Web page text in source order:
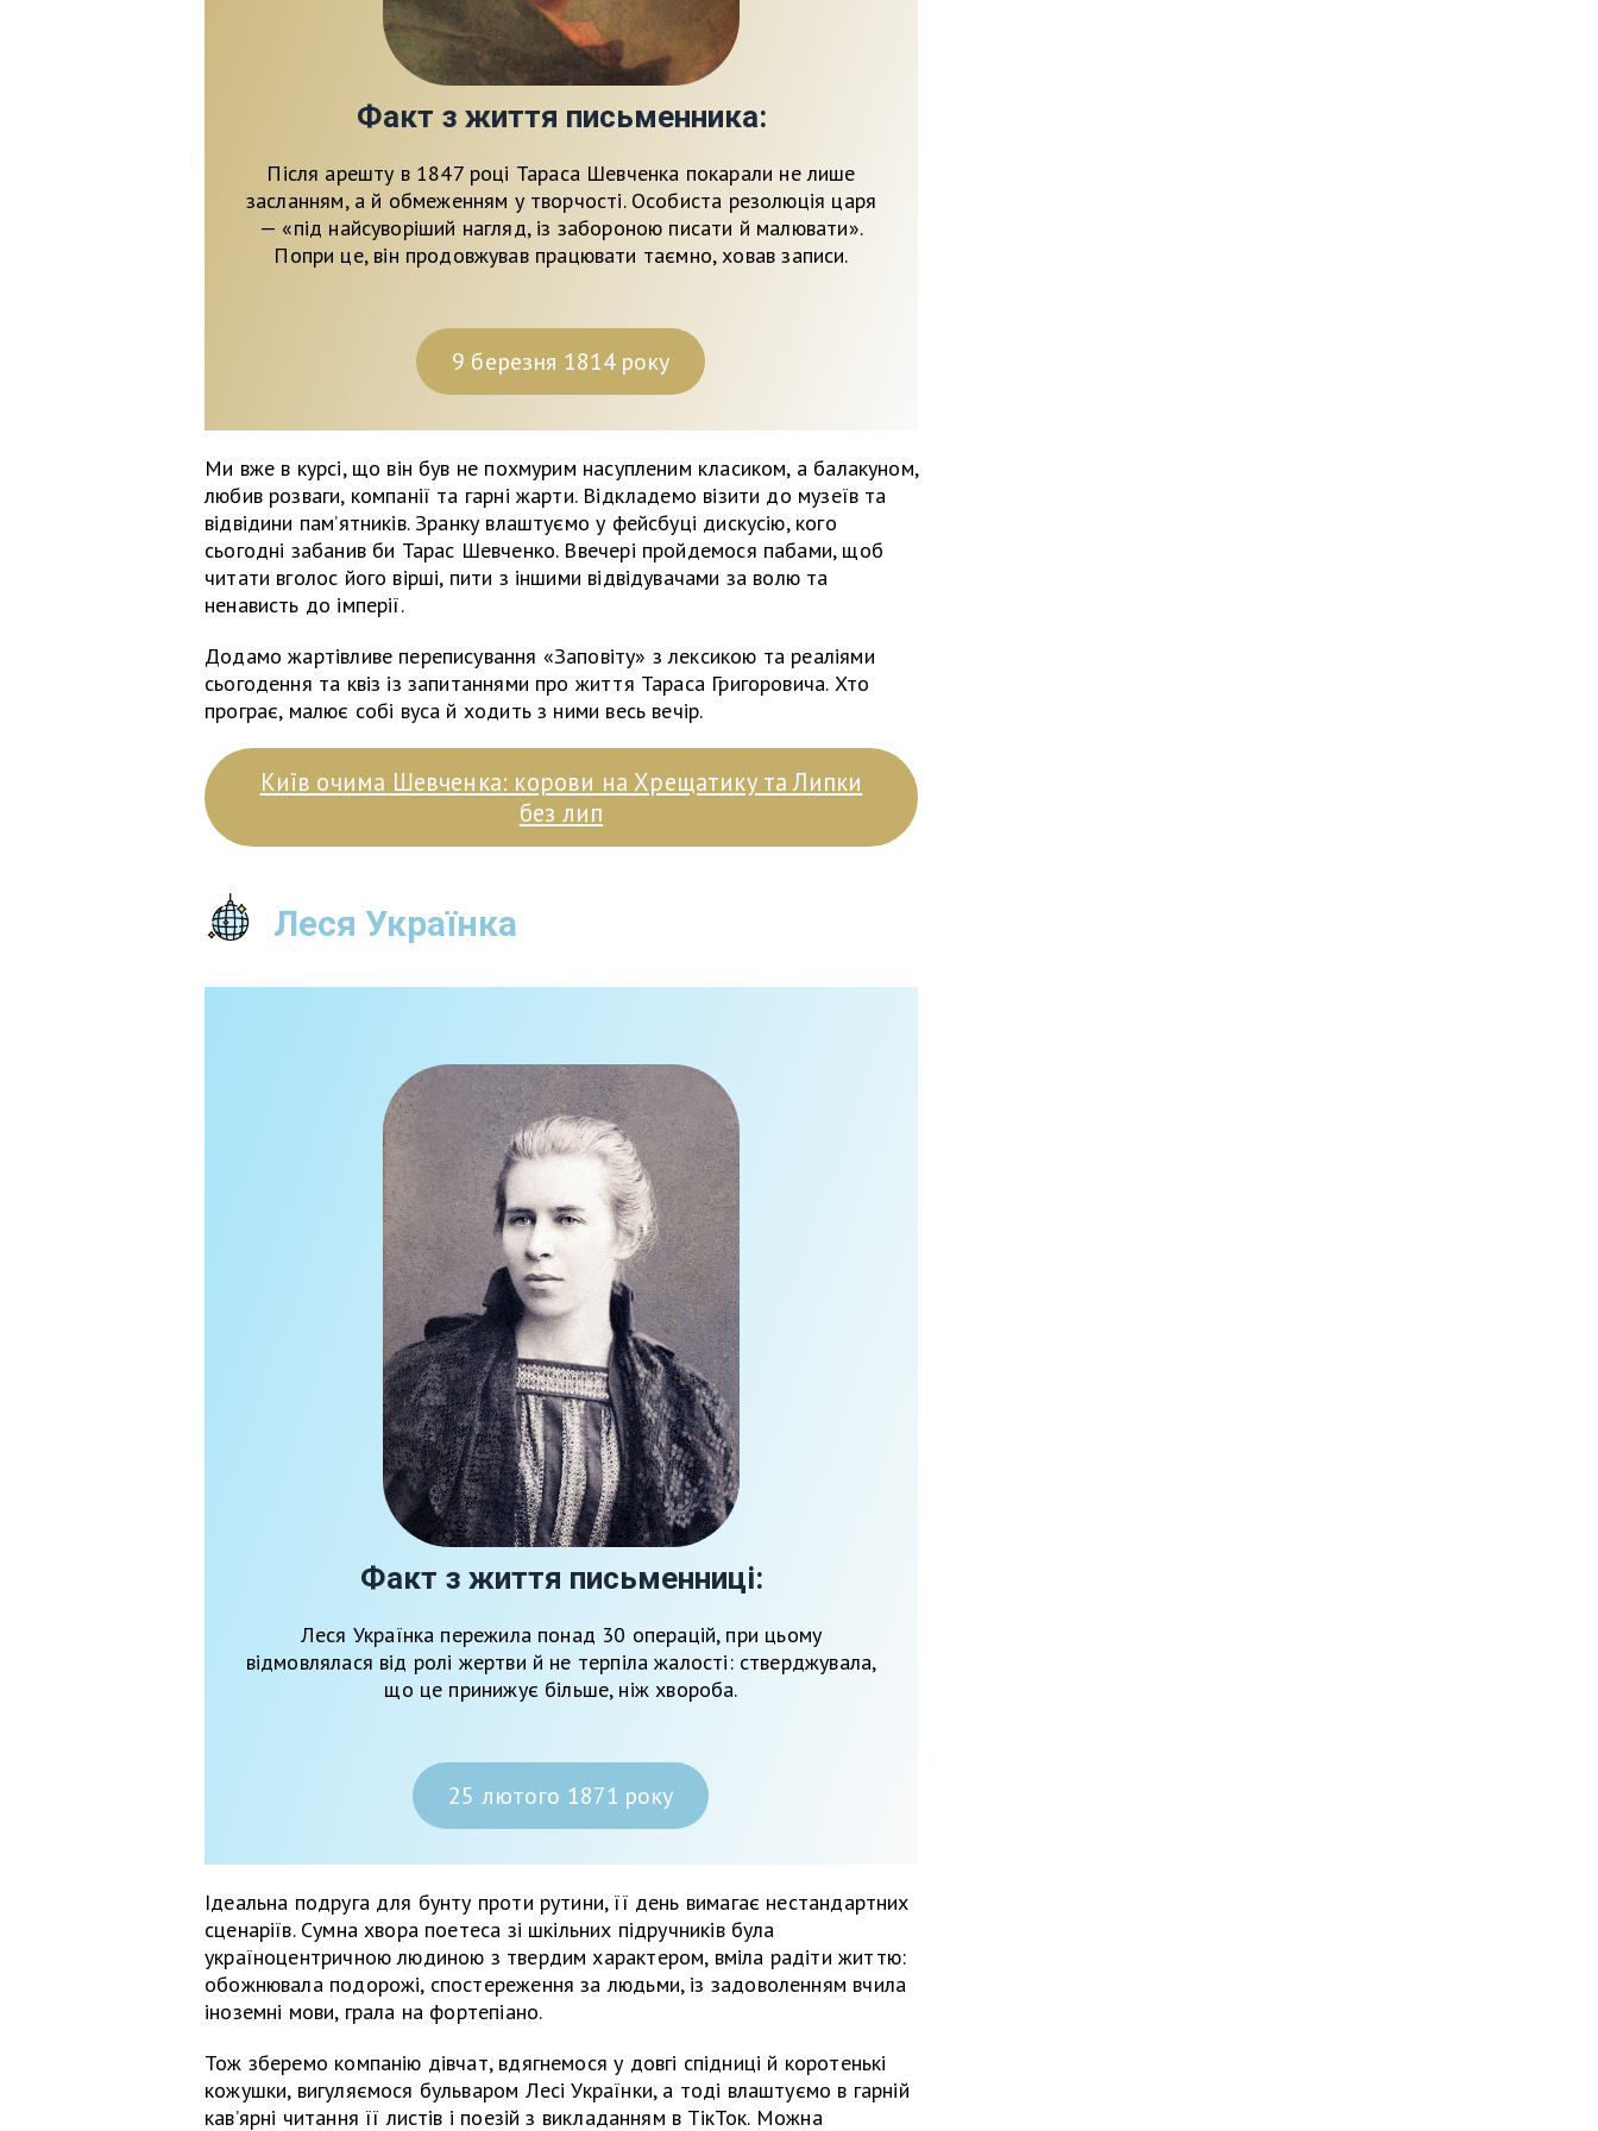
Факт з життя письменника:
Після арешту в 1847 році Тараса Шевченка покарали не лише
засланням, а й обмеженням у творчості. Особиста резолюція царя
— «під найсуворіший нагляд, із забороною писати й малювати».
Попри це, він продовжував працювати таємно, ховав записи.
9 березня 1814 року
Ми вже в курсі, що він був не похмурим насупленим класиком, а балакуном,
любив розваги, компанії та гарні жарти. Відкладемо візити до музеїв та
відвідини пам’ятників. Зранку влаштуємо у фейсбуці дискусію, кого
сьогодні забанив би Тарас Шевченко. Ввечері пройдемося пабами, щоб
читати вголос його вірші, пити з іншими відвідувачами за волю та
ненависть до імперії.
Додамо жартівливе переписування «Заповіту» з лексикою та реаліями
сьогодення та квіз із запитаннями про життя Тараса Григоровича. Хто
програє, малює собі вуса й ходить з ними весь вечір.
Київ очима Шевченка: корови на Хрещатику та Липки
без лип
Леся Українка
Факт з життя письменниці:
Леся Українка пережила понад 30 операцій, при цьому
відмовлялася від ролі жертви й не терпіла жалості: стверджувала,
що це принижує більше, ніж хвороба.
25 лютого 1871 року
Ідеальна подруга для бунту проти рутини, її день вимагає нестандартних
сценаріїв. Сумна хвора поетеса зі шкільних підручників була
україноцентричною людиною з твердим характером, вміла радіти життю:
обожнювала подорожі, спостереження за людьми, із задоволенням вчила
іноземні мови, грала на фортепіано.
Тож зберемо компанію дівчат, вдягнемося у довгі спідниці й коротенькі
кожушки, вигуляємося бульваром Лесі Українки, а тоді влаштуємо в гарній
кав’ярні читання її листів і поезій з викладанням в ТікТок. Можна